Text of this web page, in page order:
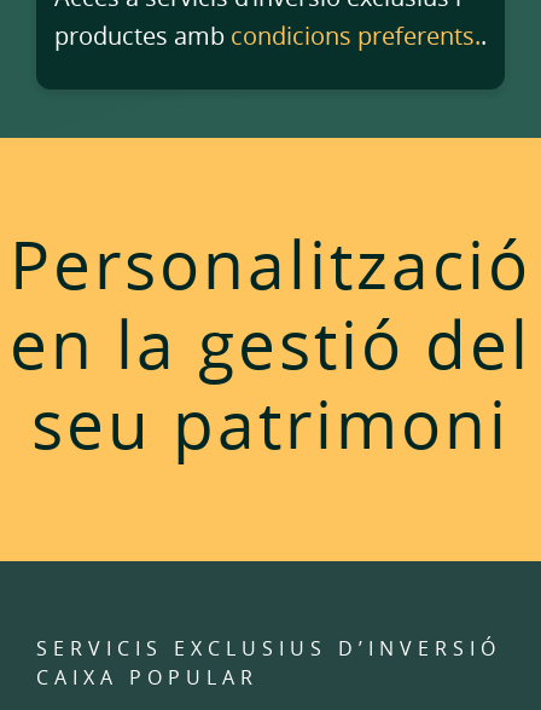
productes amb condicions preferents..
Personalització
en la gestió del
seu patrimoni
SERVICIS EXCLUSIUS D’INVERSIÓ
CAIXA POPULAR